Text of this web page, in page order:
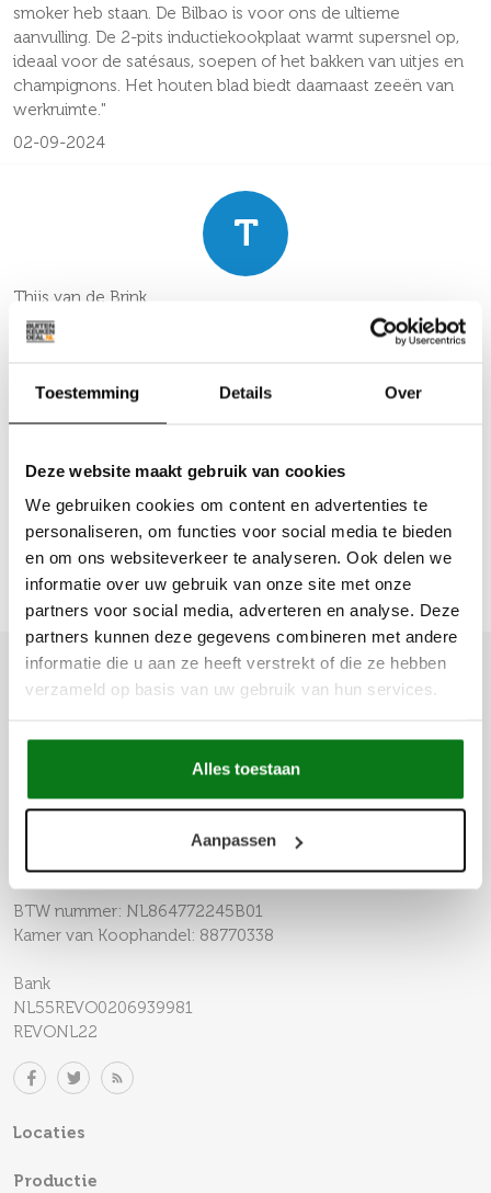
Toestemming Details Over
Deze website maakt gebruik van cookies
We gebruiken cookies om content en advertenties te
personaliseren, om functies voor social media te bieden
en om ons websiteverkeer te analyseren. Ook delen we
informatie over uw gebruik van onze site met onze
partners voor social media, adverteren en analyse. Deze
partners kunnen deze gegevens combineren met andere
informatie die u aan ze heeft verstrekt of die ze hebben
verzameld op basis van uw gebruik van hun services.
Alles toestaan
Aanpassen
smoker heb staan. De Bilbao is voor ons de ultieme
aanvulling. De 2-pits inductiekookplaat warmt supersnel op,
ideaal voor de satésaus, soepen of het bakken van uitjes en
champignons. Het houten blad biedt daarnaast zeeën van
werkruimte."
02-09-2024
T
Thijs van de Brink
★
extra kookpunt konden gebruiken, en de Bilbao voldoet aan
alle eisen. Die dubbele koeling is fantastisch: één koelkast zit
hapjes en het eten. Het douglashout voelt ontzettend zwaar
en degelijk aan."
14-06-2024
085 060 52 85
BTW nummer: NL864772245B01
Kamer van Koophandel: 88770338
Bank
NL55REVO0206939981
REVONL22
Locaties
Productie